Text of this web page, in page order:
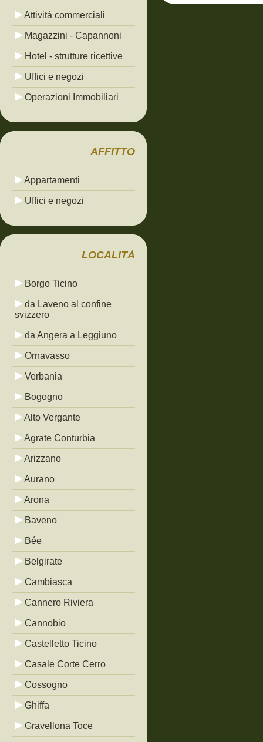
Attività commerciali
Magazzini - Capannoni
Hotel - strutture ricettive
Uffici e negozi
Operazioni Immobiliari
AFFITTO
Appartamenti
Uffici e negozi
LOCALITÀ
Borgo Ticino
da Laveno al confine
svizzero
da Angera a Leggiuno
Ornavasso
Verbania
Bogogno
Alto Vergante
Agrate Conturbia
Arizzano
Aurano
Arona
Baveno
Bée
Belgirate
Cambiasca
Cannero Riviera
Cannobio
Castelletto Ticino
Casale Corte Cerro
Cossogno
Ghiffa
Gravellona Toce